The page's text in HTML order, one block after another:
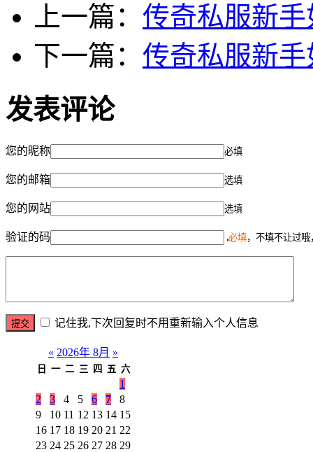
上一篇： 传奇私服新
下一篇： 传奇私服新
发表评论
您的昵称 必填
您的邮箱 选填
您的网站 选填
验证的码 必填，不填不让过
记住我,下次回复时不用重新输入个人信息
« 2026年 8月 »
日 一 二 三 四 五 六
1
2
3 4 5 6 7
8
9
10 11 12 13 14 15
16 17 18 19 20 21 22
23 24 25 26 27 28 29